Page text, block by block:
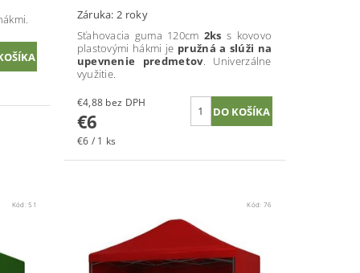
Záruka: 2 roky
Sťahovacia guma 120cm 2ks s kovovo
plastovými hákmi je pružná a slúži na
upevnenie predmetov. Univerzálne
využitie.
€4,88 bez DPH
€6
€6 / 1 ks
Kód:51 Kód: 76